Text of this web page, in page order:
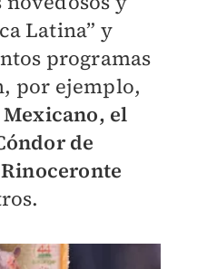
Latina” y
programas
por ejemplo,
el
de
Rinoceronte